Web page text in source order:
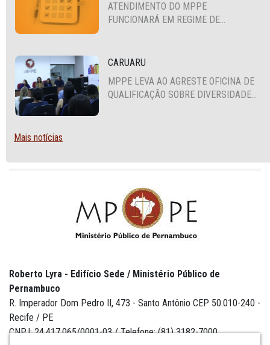
ATENDIMENTO DO MPPE
FUNCIONARÁ EM REGIME DE
CARUARU
MPPE LEVA AO AGRESTE OFICINA DE
QUALIFICAÇÃO SOBRE DIVERSIDADE
Mais notícias
Roberto Lyra - Edifício Sede / Ministério Público de
Pernambuco
R. Imperador Dom Pedro II, 473 - Santo Antônio CEP 50.010-240 -
Recife / PE
CNPJ: 24.417.065/0001-03 / Telefone: (81) 3182-7000